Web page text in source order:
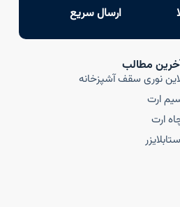
ارسال سریع
مطالب
نوری سقف آشپزخانه
ارت
ارت